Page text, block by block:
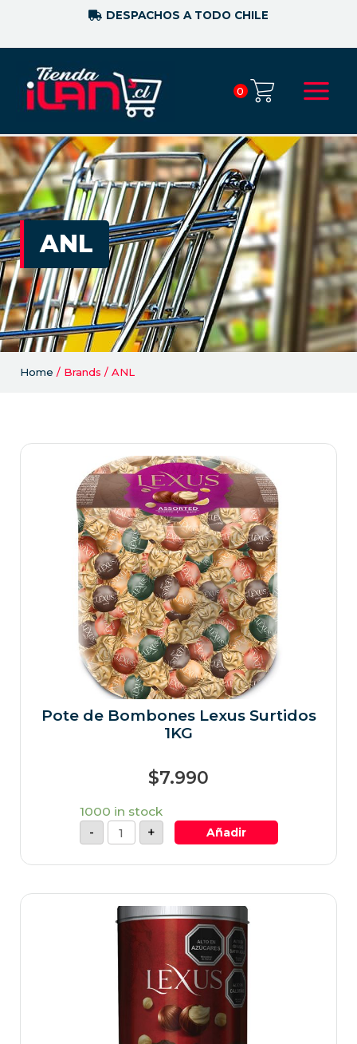
DESPACHOS A TODO CHILE
0
ANL
Home / Brands / ANL
Pote de Bombones Lexus Surtidos
1KG
$7.990
1000 in stock
-
+ Añadir